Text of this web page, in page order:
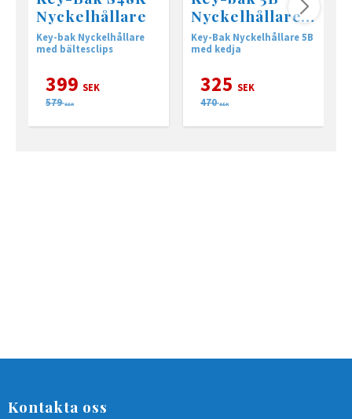
Nyckelhållare
Key-bak Nyckelhållare
med bältesclips
399 SEK
579 SEK
Nyckelhållare
med bältesclips
Key-Bak Nyckelhållare 5B
med kedja
325 SEK
470 SEK
Kontakta oss